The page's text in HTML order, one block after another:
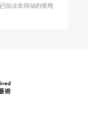
阅读本网站的使用